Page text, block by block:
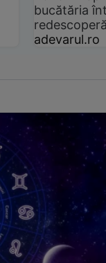
bucătăria
adevarul.ro